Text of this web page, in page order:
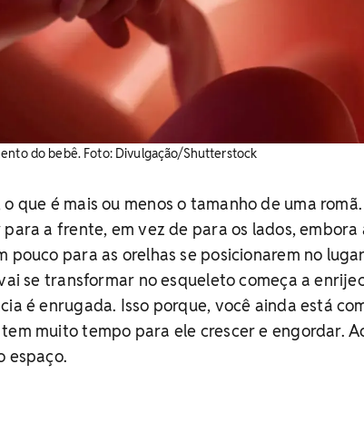
do bebê. Foto: Divulgação/Shutterstock
que é mais ou menos o tamanho de uma romã.
a frente, em vez de para os lados, embora
pouco para as orelhas se posicionarem no
se transformar no esqueleto começa a
é enrugada. Isso porque, você ainda está
muito tempo para ele crescer e engordar.
espaço.